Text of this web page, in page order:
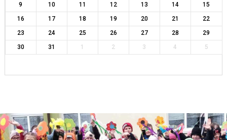
9
10 11 12 13 14
15
16
17 18 19 20 21
22
23
24 25 26 27 28
29
30
31 1 2 3 4 5